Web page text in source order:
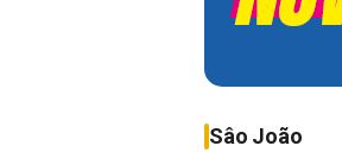
Sâo João